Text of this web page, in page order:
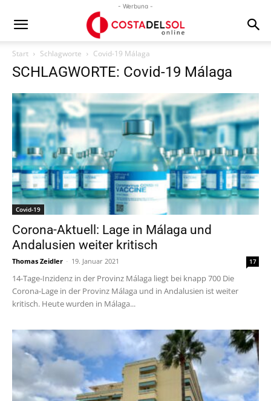
- Werbung -
Start Schlagworte Covid-19 Málaga
SCHLAGWORTE: Covid-19 Málaga
Covid-19
Corona-Aktuell: Lage in Málaga und
Andalusien weiter kritisch
Thomas Zeidler - 19. Januar 2021 17
14-Tage-Inzidenz in der Provinz Málaga liegt bei knapp 700 Die
Corona-Lage in der Provinz Málaga und in Andalusien ist weiter
kritisch. Heute wurden in Málaga...